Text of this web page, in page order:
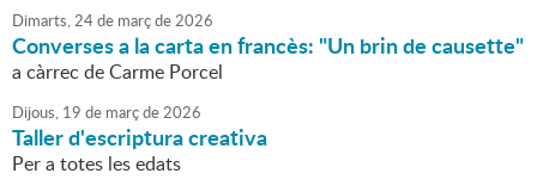
Dimarts,24de marçde2026
Converses a la carta en francès: "Un brin de causette"
a càrrec de Carme Porcel
Dijous, 19 de marçde2026
Taller d'escriptura creativa
Per a totes les edats